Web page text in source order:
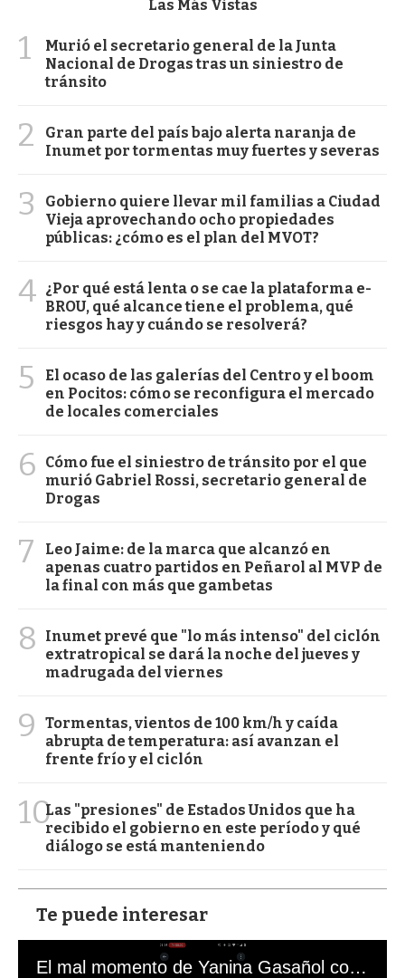
Las Más Vistas
1
Murió el secretario general de la Junta
Nacional de Drogas tras un siniestro de
tránsito
2
Gran parte del país bajo alerta naranja de
Inumet por tormentas muy fuertes y severas
3
Gobierno quiere llevar mil familias a Ciudad
Vieja aprovechando ocho propiedades
públicas: ¿cómo es el plan del MVOT?
4 ¿Por qué está lenta o se cae la plataforma e-
BROU, qué alcance tiene el problema, qué
riesgos hay y cuándo se resolverá?
5
El ocaso de las galerías del Centro y el boom
en Pocitos: cómo se reconfigura el mercado
de locales comerciales
6
Cómo fue el siniestro de tránsito por el que
murió Gabriel Rossi, secretario general de
Drogas
7
Leo Jaime: de la marca que alcanzó en
apenas cuatro partidos en Peñarol al MVP de
la final con más que gambetas
8
Inumet prevé que "lo más intenso" del ciclón
extratropical se dará la noche del jueves y
madrugada del viernes
9
Tormentas, vientos de 100 km/h y caída
abrupta de temperatura: así avanzan el
frente frío y el ciclón
10Las "presiones" de Estados Unidos que ha
recibido el gobierno en este período y qué
diálogo se está manteniendo
Te puede interesar
El mal momento de Yanina Gasañol con un hincha argentino en "Subrayado"